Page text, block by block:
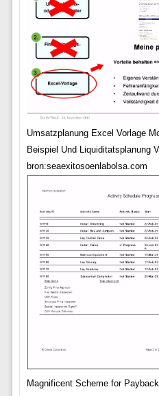
Umsatzplanung Excel Vorlage
Beispiel Und Liquiditatsplanung
bron:seaexitosoenlabolsa.com
Magnificent Scheme for